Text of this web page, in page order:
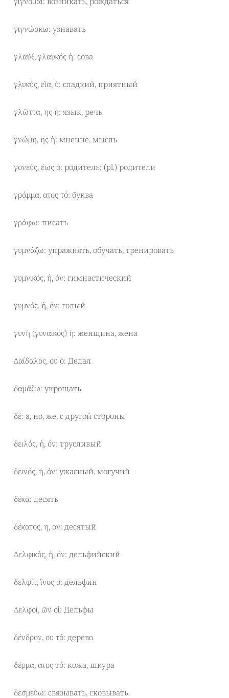
γιγνώσκω: узнавать
γλαῦξ, γλαυκός ἡ: сова
γλυκύς, εῖα, ύ: сладкий, приятный
γλῶττα, ης ἡ: язык, речь
γνώμη, ης ἡ: мнение, мысль
γονεύς, έως ὁ: родитель; (pl.) родители
γράμμα, ατος τό: буква
γράφω: писать
γυμνάζω: упражнять, обучать, тренировать
γυμνικός, ή, όν: гимнастический
γυμνός, ή, όν: голый
γυνή (γυναικός) ἡ: женщина, жена
Δαίδαλος, ου ὁ: Дедал
δαμάζω: укрощать
δέ: а, но, же, с другой стороны
δειλός, ή, όν: трусливый
δεινός, ή, όν: ужасный, могучий
δέκα: десять
δέκατος, η, ον: десятый
Δελφικός, ή, όν: дельфийский
δελφίς, ῖνος ὁ: дельфин
Δελφοί, ῶν οἱ: Дельфы
δένδρον, ου τό: дерево
δέρμα, ατος тό: кожа, шкура
δεσμεύω: связывать, сковывать